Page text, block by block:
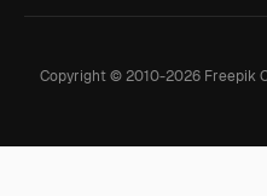
Copyright © 2010-2026Freepik